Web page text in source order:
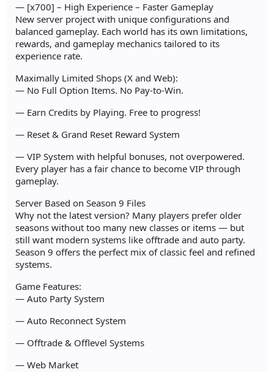
— [x700] – High Experience – Faster Gameplay
New server project with unique configurations and
balanced gameplay. Each world has its own limitations,
rewards, and gameplay mechanics tailored to its
experience rate.
Maximally Limited Shops (X and Web):
— No Full Option Items. No Pay-to-Win.
— Earn Credits by Playing. Free to progress!
— Reset & Grand Reset Reward System
— VIP System with helpful bonuses, not overpowered.
Every player has a fair chance to become VIP through
gameplay.
Server Based on Season 9 Files
Why not the latest version? Many players prefer older
seasons without too many new classes or items — but
still want modern systems like offtrade and auto party.
Season 9 offers the perfect mix of classic feel and refined
systems.
Game Features:
— Auto Party System
— Auto Reconnect System
— Offtrade & Offlevel Systems
— Web Market